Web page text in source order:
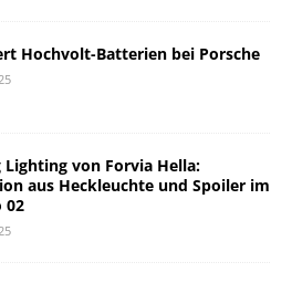
Hochvolt-Batterien bei Porsche
Lighting von Forvia Hella:
aus Heckleuchte und Spoiler im
02